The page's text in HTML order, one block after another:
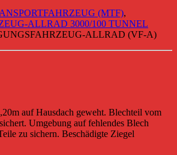
(MTF),
ALLRAD 3000/100 TUNNEL
ALLRAD (VF-A)
auf Hausdach geweht. Blechteil vom
Umgebung auf fehlendes Blech
zu sichern. Beschädigte Ziegel